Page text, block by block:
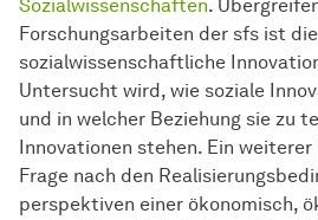
Sozialwissenschaften.
Forschungsarbeiten der sfs ist die
sozialwissenschaftliche
Untersucht wird, wie soziale
und in welcher Beziehung sie zu
Innovationen stehen. Ein
Frage nach den
perspektiven einer ökonomisch,